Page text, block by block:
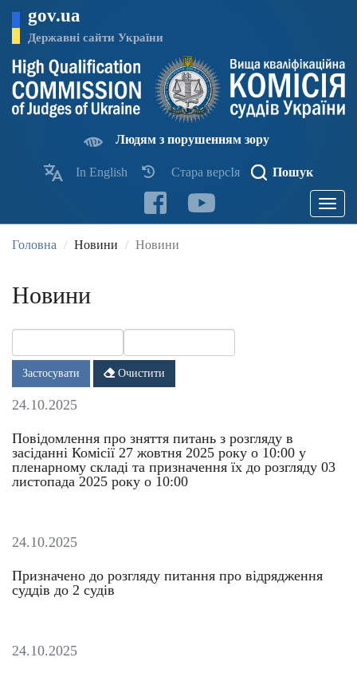
основного
матеріалу
gov.ua
Державні сайти України
Людям з порушенням зору
In English Стара версІя Пошук
Toggle
Головна Новини Новини
Новини
Дата Дата
Застосувати Очистити
24.10.2025
Повідомлення про зняття питань з розгляду в
засіданні Комісії 27 жовтня 2025 року о 10:00 у
пленарному складі та призначення їх до розгляду 03
листопада 2025 року о 10:00
24.10.2025
Призначено до розгляду питання про відрядження
суддів до 2 судів
24.10.2025